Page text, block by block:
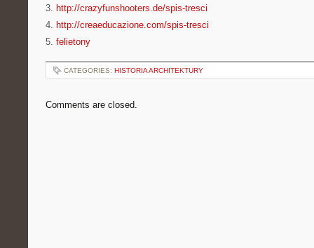
3. http://crazyfunshooters.de/spis-tresci
4. http://creaeducazione.com/spis-tresci
5. felietony
CATEGORIES: HISTORIA ARCHITEKTURY
Comments are closed.